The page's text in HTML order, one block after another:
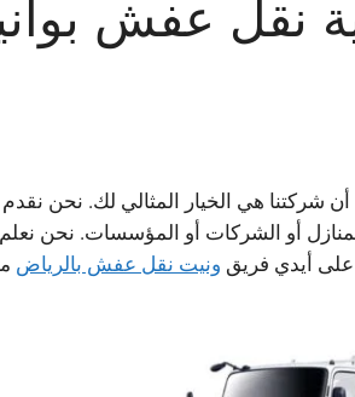
نقل عفش
أن شركتنا هي الخيار المثالي لك. نحن
أو الشركات أو المؤسسات. نحن نعلم
على أيدي فريق ونيت نقل عفش بالرياض